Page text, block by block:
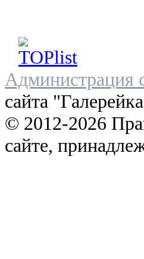
Администрация
сайта
© 2012-2026
сайте,